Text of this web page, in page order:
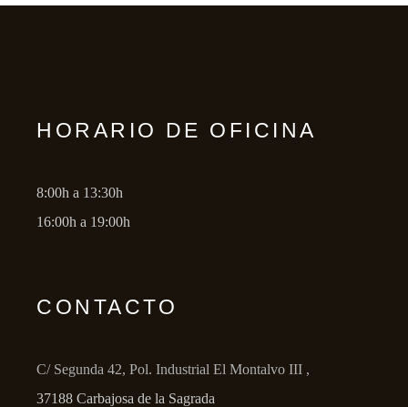
HORARIO DE OFICINA
8:00h a 13:30h
16:00h a 19:00h
CONTACTO
C/ Segunda 42, Pol. Industrial El Montalvo III ,
37188 Carbajosa de la Sagrada